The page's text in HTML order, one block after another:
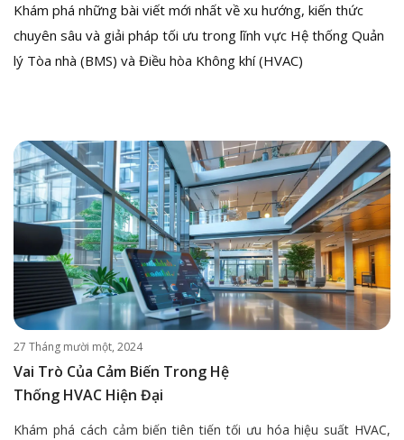
Khám phá những bài viết mới nhất về xu hướng, kiến thức
chuyên sâu và giải pháp tối ưu trong lĩnh vực Hệ thống Quản
lý Tòa nhà (BMS) và Điều hòa Không khí (HVAC)
27 Tháng mười một, 2024
Vai Trò Của Cảm Biến Trong Hệ
Thống HVAC Hiện Đại
Khám phá cách cảm biến tiên tiến tối ưu hóa hiệu suất HVAC,